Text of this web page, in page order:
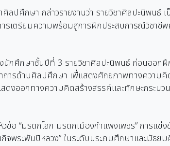
ศิลปศึกษา กล่าวรายงานว่า รายวิชาศิลปะนิพน
เตรียมความพร้อมสู่การฝึกประสบการณ์วิชาชี
นักศึกษาชั้นปีที่ 3 รายวิชาศิลปะนิพนธ์ ก่อนออก
การด้านศิลปศึกษา เพื่แสดงศักยภาพทางความ
ดงออกทางความคิดสร้างสรรค์และทักษะกระบ
อ “มรดกโลก มรดกเมืองกำแพงเพชร” การแข่
จพระพันปีหลวง” ในระดับประถมศึกษาและมัธย